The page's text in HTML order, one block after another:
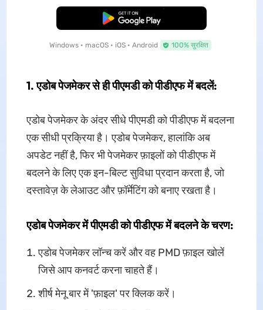
मुफ्त डाउनलोड
Windows • macOS • iOS • Android 100% सुरक्षित
1. एडोब पेजमेकर से ही पीएमडी को पीडीएफ में बदलें:
एडोब पेजमेकर के अंदर सीधे पीएमडी को पीडीएफ में बदलना
एक सीधी प्रक्रिया है। एडोब पेजमेकर, हालांकि अब
अपडेट नहीं है, फिर भी पेजमेकर फ़ाइलों को पीडीएफ में
बदलने के लिए एक इन-बिल्ट सुविधा प्रदान करता है, जो
दस्तावेज़ के लेआउट और फ़ॉर्मेटिंग को बनाए रखता है।
एडोब पेजमेकर में पीएमडी को पीडीएफ में बदलने के चरण:
एडोब पेजमेकर लॉन्च करें और वह PMD फ़ाइल खोलें
जिसे आप कनवर्ट करना चाहते हैं।
शीर्ष मेनू बार में 'फ़ाइल' पर क्लिक करें।